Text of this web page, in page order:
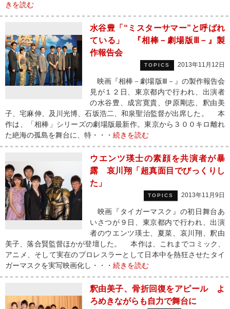
きを読む
水谷豊「“ミスターサマー”と呼ばれ
ている」 『相棒－劇場版Ⅲ－』製
作報告会
TOPICS 2013年11月12日
映画『相棒－劇場版Ⅲ－』の製作報告会
見が１２日、東京都内で行われ、出演者
の水谷豊、成宮寛貴、伊原剛志、釈由美
子、宅麻伸、及川光博、石坂浩二、和泉聖治監督が出席した。 本
作は、「相棒」シリーズの劇場版最新作。東京から３００キロ離れ
た絶海の孤島を舞台に、特・・・ 続きを読む
ウエンツ瑛士の素顔を共演者が暴
露 哀川翔「超真面目でびっくりし
た」
TOPICS 2013年11月9日
映画『タイガーマスク』の初日舞台あ
いさつが９日、東京都内で行われ、出演
者のウエンツ瑛士、夏菜、哀川翔、釈由
美子、落合賢監督ほかが登壇した。 本作は、これまでコミック、
アニメ、そして実在のプロレスラーとして日本中を熱狂させたタイ
ガーマスクを実写映画化し・・・ 続きを読む
釈由美子、骨折回復をアピール よ
ろめきながらも自力で舞台に